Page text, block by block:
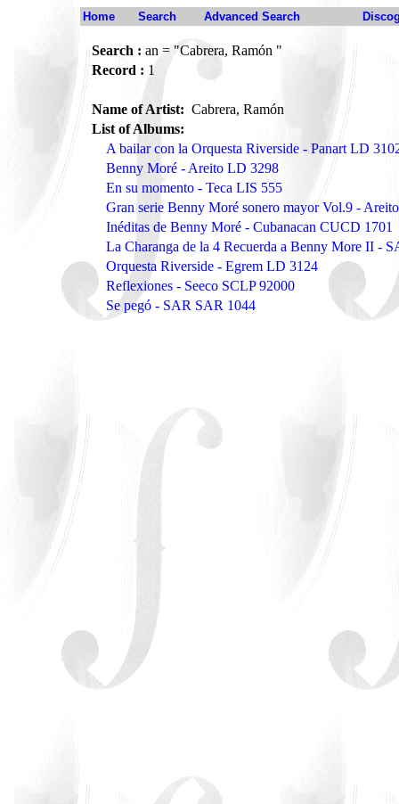
Home Search Advanced Search
Search : an = "Cabrera, Ramón "
Record : 1
Name of Artist: Cabrera, Ramón
List of Albums:
A bailar con la Orquesta Riverside - Panart LD
Benny Moré - Areito LD 3298
En su momento - Teca LIS 555
Gran serie Benny Moré sonero mayor Vol.9 -
Inéditas de Benny Moré - Cubanacan CUCD 1701
La Charanga de la 4 Recuerda a Benny More II -
Orquesta Riverside - Egrem LD 3124
Reflexiones - Seeco SCLP 92000
Se pegó - SAR SAR 1044